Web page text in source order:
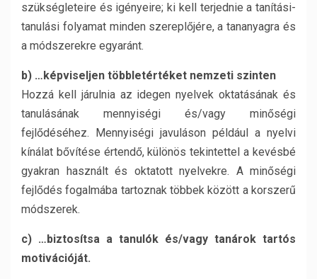
szükségleteire és igényeire; ki kell terjednie a tanítási-
tanulási folyamat minden szereplőjére, a tananyagra és
a módszerekre egyaránt.
b) …képviseljen többletértéket nemzeti szinten
Hozzá kell járulnia az idegen nyelvek oktatásának és
tanulásának mennyiségi és/vagy minőségi
fejlődéséhez. Mennyiségi javuláson például a nyelvi
kínálat bővítése értendő, különös tekintettel a kevésbé
gyakran használt és oktatott nyelvekre. A minőségi
fejlődés fogalmába tartoznak többek között a korszerű
módszerek.
c) …biztosítsa a tanulók és/vagy tanárok tartós
motivációját.